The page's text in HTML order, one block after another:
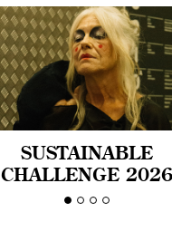
SUSTAINABLE
CHALLENGE 2026
CELEBRA LA